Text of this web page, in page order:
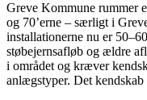
Greve Kommune rummer
og 70’erne – særligt i
installationerne nu er
støbejernsafløb og ældre
i området og kræver
anlægstyper. Det